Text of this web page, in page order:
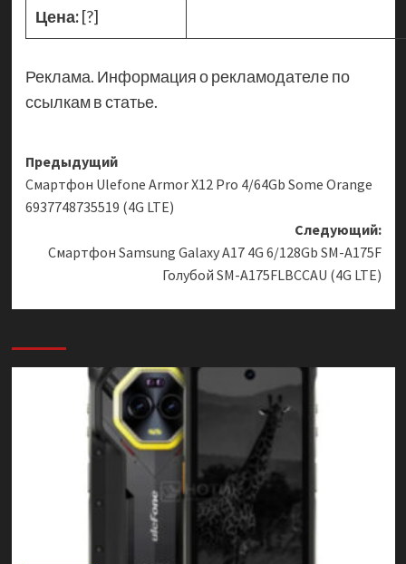
Цена:[?]
Реклама. Информация о рекламодателе по
ссылкам в статье.
Навигация
записи
Предыдущий
Смартфон Ulefone Armor X12 Pro 4/64Gb Some Orange
6937748735519 (4G LTE)
Следующий:
Смартфон Samsung Galaxy A17 4G 6/128Gb SM-A175F
Голубой SM-A175FLBCCAU (4G LTE)